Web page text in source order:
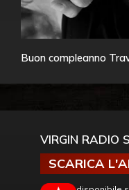
Buon compleanno
VIRGIN RADIO
SCARICA